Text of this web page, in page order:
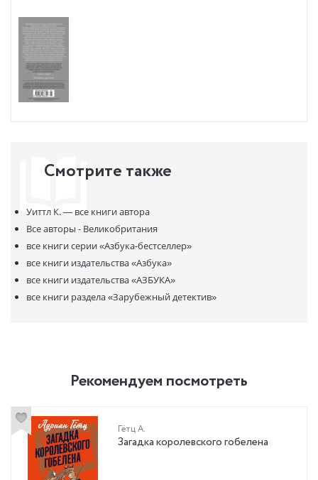
числа. Значит, это не судьба, а план. И за любым планом
скрывается человек, которого можно остановить. Даже если
кажется, что это сам дьявол во плоти…
Впервые на русском!
* НЕЗАКОННОЕ ПОТРЕБЛЕНИЕ НАРКОТИЧЕСКИХ СРЕДСТВ,
Смотрите также
Уиттл К. — все книги автора
Все авторы - Великобритания
все книги серии«Азбука-бестселлер»
все книги издательства«Азбука»
все книги издательства«АЗБУКА»
все книги раздела«Зарубежный детектив»
Рекомендуем посмотреть
Гётц А.
Загадка королевского гобелена